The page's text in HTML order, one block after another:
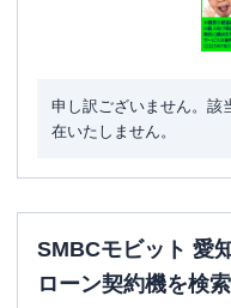
申し訳ございません。該
在いたしません。
SMBCモビット 愛
ローン契約機を検索